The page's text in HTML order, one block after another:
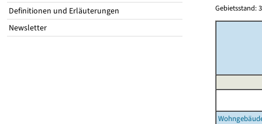
Definitionen und Erläuterungen
Newsletter
Gebietsstand: